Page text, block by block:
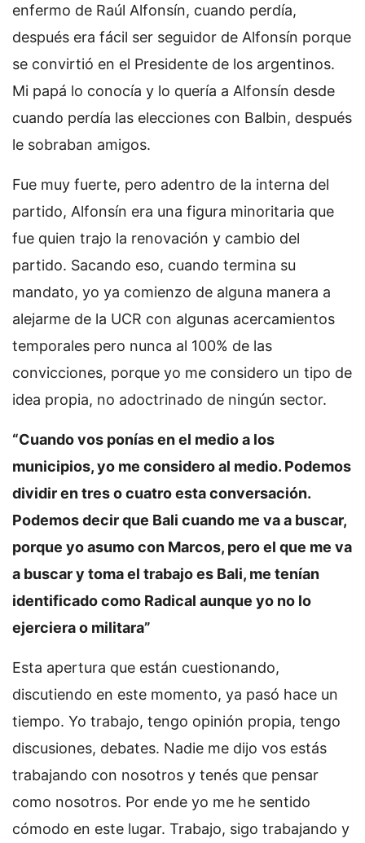
enfermo de Raúl Alfonsín, cuando perdía,
después era fácil ser seguidor de Alfonsín porque
se convirtió en el Presidente de los argentinos.
Mi papá lo conocía y lo quería a Alfonsín desde
cuando perdía las elecciones con Balbin, después
le sobraban amigos.
Fue muy fuerte, pero adentro de la interna del
partido, Alfonsín era una figura minoritaria que
fue quien trajo la renovación y cambio del
partido. Sacando eso, cuando termina su
mandato, yo ya comienzo de alguna manera a
alejarme de la UCR con algunas acercamientos
temporales pero nunca al 100% de las
convicciones, porque yo me considero un tipo de
idea propia, no adoctrinado de ningún sector.
“Cuando vos ponías en el medio a los
municipios, yo me considero al medio. Podemos
dividir en tres o cuatro esta conversación.
Podemos decir que Bali cuando me va a buscar,
porque yo asumo con Marcos, pero el que me va
a buscar y toma el trabajo es Bali, me tenían
identificado como Radical aunque yo no lo
ejerciera o militara”
Esta apertura que están cuestionando,
discutiendo en este momento, ya pasó hace un
tiempo. Yo trabajo, tengo opinión propia, tengo
discusiones, debates. Nadie me dijo vos estás
trabajando con nosotros y tenés que pensar
como nosotros. Por ende yo me he sentido
cómodo en este lugar. Trabajo, sigo trabajando y